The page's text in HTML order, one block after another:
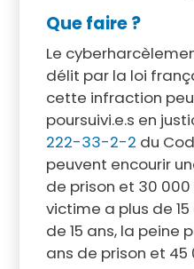
Que faire ?
Le
délit par la loi
cette infraction
poursuivi.e.s en
222-33-2-2 du
peuvent encourir
de prison et 30
victime a plus de
de 15 ans, la peine
ans de prison et 45